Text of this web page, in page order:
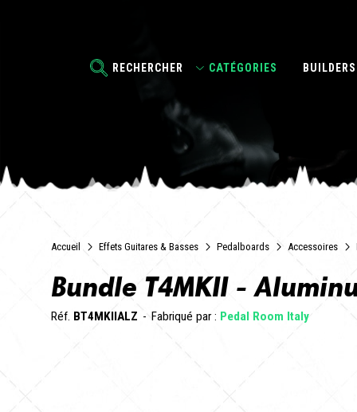
RECHERCHER CATÉGORIES BUILDERS
Accueil Effets Guitares & Basses Pedalboards Accessoires
Bundle T4MKII -
Réf. BT4MKIIALZ Fabriqué par : Pedal Room Italy